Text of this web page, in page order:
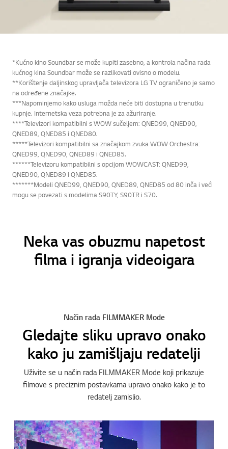
*Kućno kino Soundbar se može kupiti zasebno, a kontrola načina rada
kućnog kina Soundbar može se razlikovati ovisno o modelu.
**Korištenje daljinskog upravljača televizora LG TV ograničeno je samo
na određene značajke.
***Napominjemo kako usluga možda neće biti dostupna u trenutku
kupnje. Internetska veza potrebna je za ažuriranje.
****Televizori kompatibilni s WOW sučeljem: QNED99, QNED90,
QNED89, QNED85 i QNED80.
*****Televizori kompatibilni sa značajkom zvuka WOW Orchestra:
QNED99, QNED90, QNED89 i QNED85.
******Televizoru kompatibilni s opcijom WOWCAST: QNED99,
QNED90, QNED89 i QNED85.
*******Modeli QNED99, QNED90, QNED89, QNED85 od 80 inča i veći
mogu se povezati s modelima S90TY, S90TR i S70.
Neka vas obuzmu napetost
filma i igranja videoigara
Način rada FILMMAKER Mode
Gledajte sliku upravo onako
kako ju zamišljaju redatelji
Uživite se u način rada FILMMAKER Mode koji prikazuje
filmove s preciznim postavkama upravo onako kako je to
redatelj zamislio.